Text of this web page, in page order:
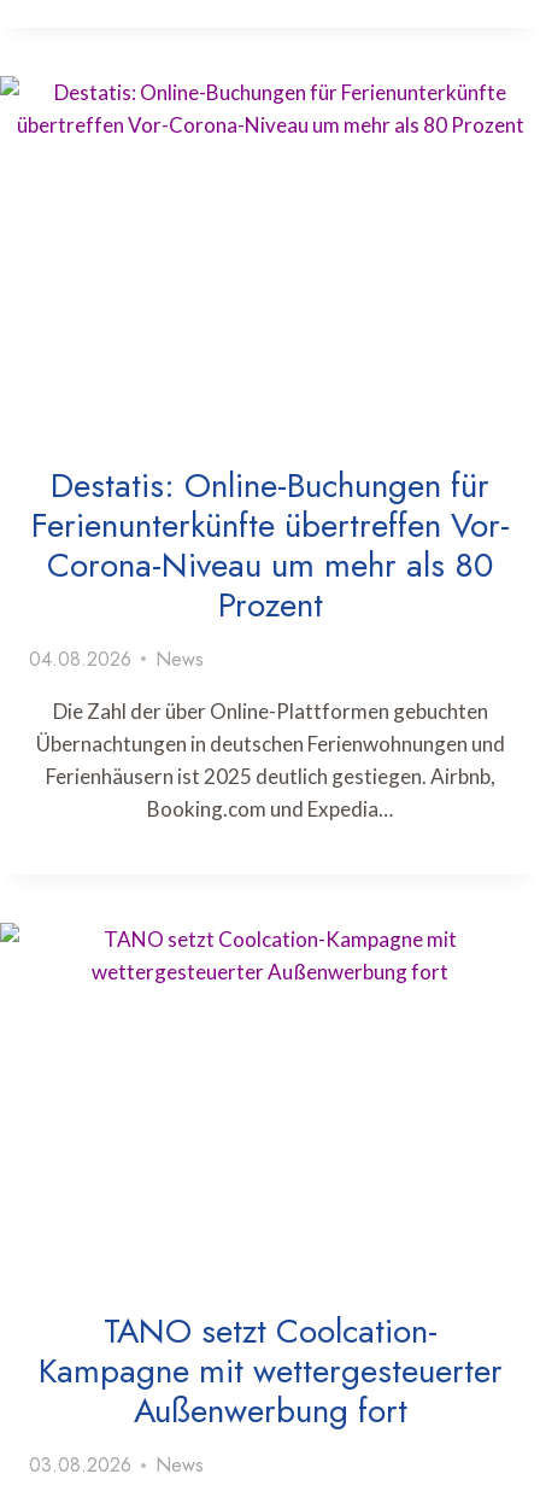
Destatis: Online-Buchungen für
Ferienunterkünfte übertreffen Vor-
Corona-Niveau um mehr als 80
Prozent
04.08.2026 News
Die Zahl der über Online-Plattformen gebuchten
Übernachtungen in deutschen Ferienwohnungen und
Ferienhäusern ist 2025 deutlich gestiegen. Airbnb,
Booking.com und Expedia…
TANO setzt Coolcation-
Kampagne mit wettergesteuerter
Außenwerbung fort
03.08.2026 News